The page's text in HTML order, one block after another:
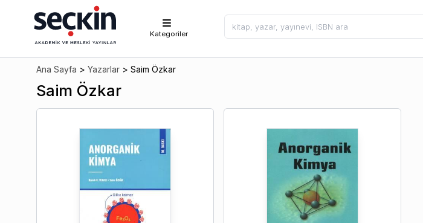
Kategoriler
Ana Sayfa > Yazarlar > Saim Özkar
Saim Özkar